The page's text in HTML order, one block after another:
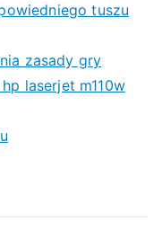
tuszu
zasady gry
laserjet m110w